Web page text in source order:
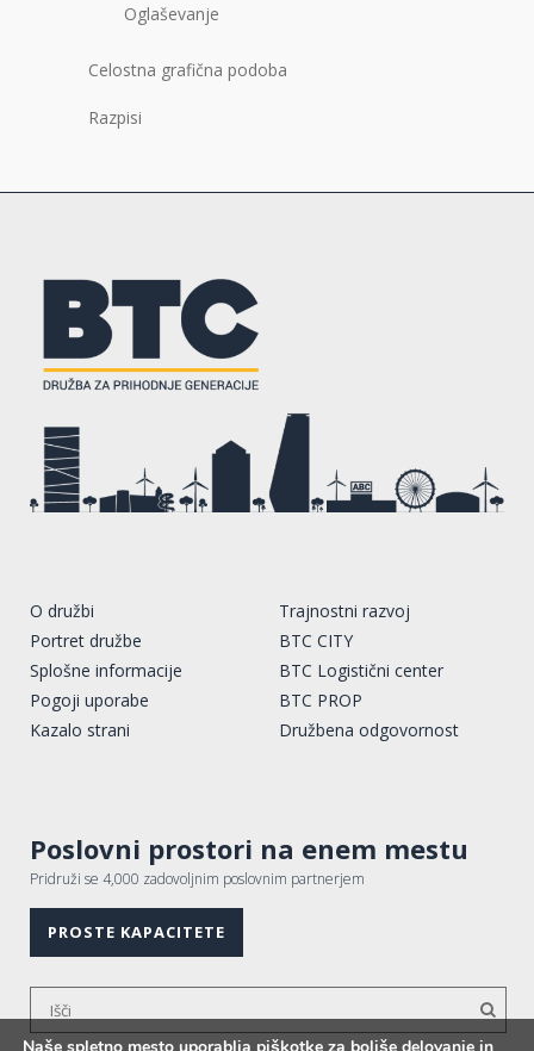
Oglaševanje
Celostna grafična podoba
Razpisi
O družbi
Portret družbe
Splošne informacije
Pogoji uporabe
Kazalo strani
Trajnostni razvoj
BTC CITY
BTC Logistični center
BTC PROP
Družbena odgovornost
Poslovni prostori na enem mestu
Pridruži se 4,000 zadovoljnim poslovnim partnerjem
PROSTE KAPACITETE